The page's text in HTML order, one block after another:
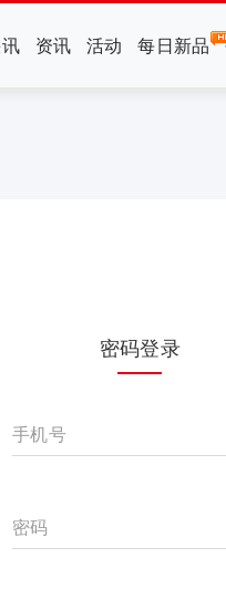
资讯 活动 每日新品
密码登录
手机号
密码